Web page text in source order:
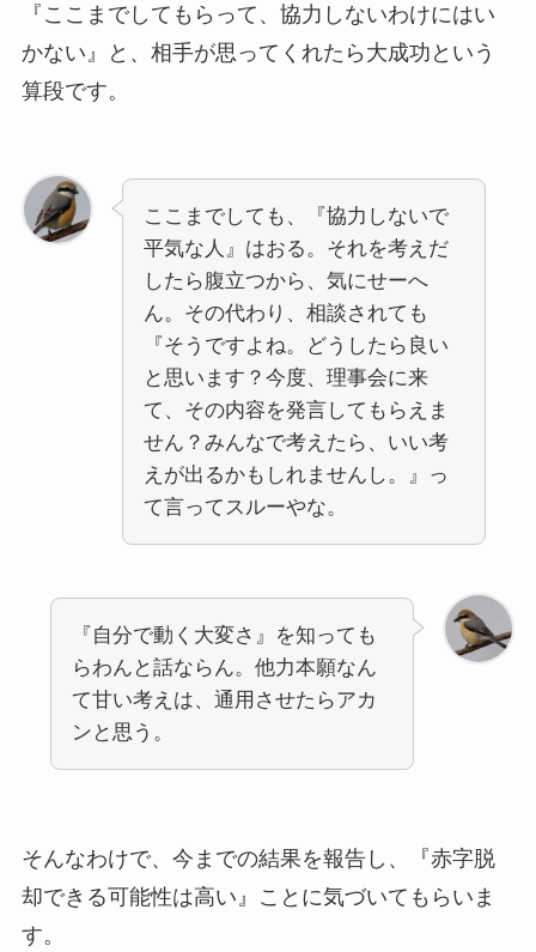
『ここまでしてもらって、協力しないわけにはい
かない』と、相手が思ってくれたら大成功という
算段です。
ここまでしても、『協力しないで
平気な人』はおる。それを考えだ
したら腹立つから、気にせーへ
ん。その代わり、相談されても
『そうですよね。どうしたら良い
と思います？今度、理事会に来
て、その内容を発言してもらえま
せん？みんなで考えたら、いい考
えが出るかもしれませんし。』っ
て言ってスルーやな。
『自分で動く大変さ』を知っても
らわんと話ならん。他力本願なん
て甘い考えは、通用させたらアカ
ンと思う。
そんなわけで、今までの結果を報告し、『赤字脱
却できる可能性は高い』ことに気づいてもらいま
す。